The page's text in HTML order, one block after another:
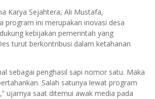
Karya Sejahtera, Ali Mustafa,
program ini merupakan inovasi desa
kebijakan pemerintah yang
turut berkontribusi dalam ketahanan
sebagai penghasil sapi nomor satu. Maka
Salah satunya lewat program
ujarnya saat ditemui awak media pada